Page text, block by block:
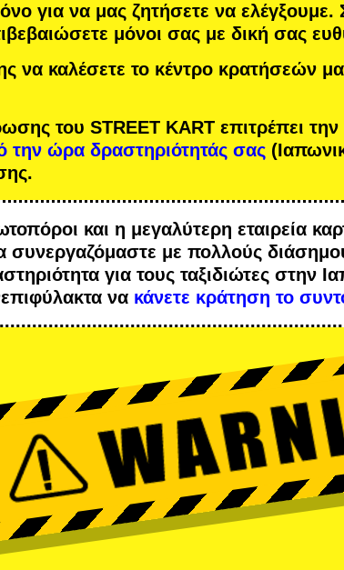
για να μας ζητήσετε να
μόνοι σας με δική σας
να καλέσετε το κέντρο κρατήσεών
του STREET KART επιτρέπει
την ώρα δραστηριότητάς σας
και η μεγαλύτερη εταιρεία
συνεργαζόμαστε με πολλούς
για τους ταξιδιώτες στην
να κάνετε κράτηση το